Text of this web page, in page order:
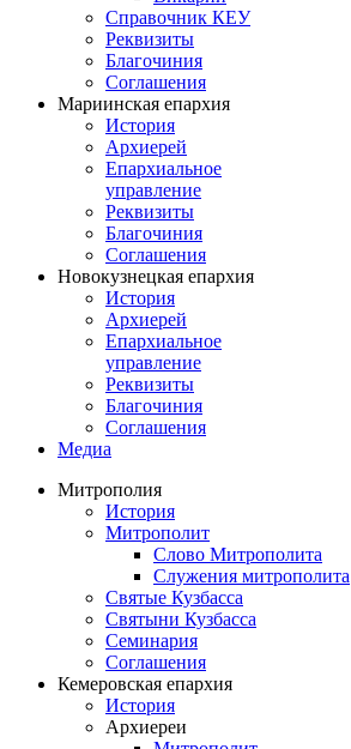
Справочник КЕУ
Реквизиты
Благочиния
Соглашения
Мариинская епархия
История
Архиерей
Епархиальное
управление
Реквизиты
Благочиния
Соглашения
Новокузнецкая епархия
История
Архиерей
Епархиальное
управление
Реквизиты
Благочиния
Соглашения
Медиа
Митрополия
История
Митрополит
Слово Митрополита
Служения митрополита
Святые Кузбасса
Святыни Кузбасса
Семинария
Соглашения
Кемеровская епархия
История
Архиереи